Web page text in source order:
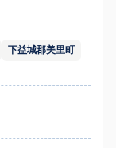
下益城郡美里町